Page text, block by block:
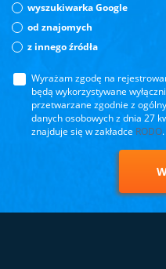
wyszukiwarka Google
od znajomych
z innego źródła
Wyrażam zgodę na
będą wykorzystywane
przetwarzane zgodnie z
danych osobowych z dnia 27
znajduje się w zakładce RODO.